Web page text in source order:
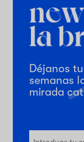
Déjanos
semanas
mirada